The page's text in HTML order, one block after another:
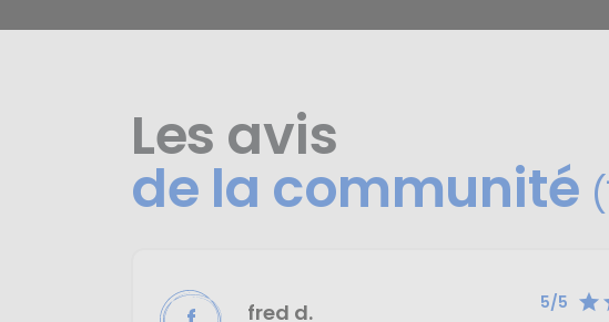
Les avis
de la communité
fred d. 5/5 